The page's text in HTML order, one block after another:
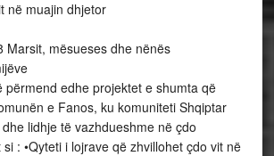
në muajin dhjetor
Marsit, mësueses dhe nënës
përmend edhe projektet e shumta që
e Fanos, ku komuniteti Shqiptar
lidhje të vazhdueshme në çdo
: •Qyteti i lojrave që zhvillohet çdo vit në